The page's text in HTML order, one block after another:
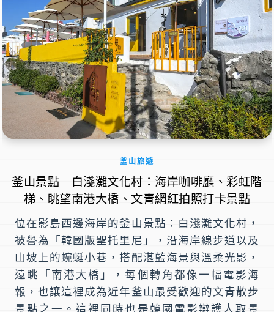
釜山旅遊
釜山景點｜白淺灘文化村：海岸咖啡廳、彩虹階
梯、眺望南港大橋、文青網紅拍照打卡景點
位在影島西邊海岸的釜山景點：白淺灘文化村，
被譽為「韓國版聖托里尼」，沿海岸線步道以及
山坡上的蜿蜒小巷，搭配湛藍海景與溫柔光影，
遠眺「南港大橋」，每個轉角都像一幅電影海
報，也讓這裡成為近年釜山最受歡迎的文青散步
景點之一。這裡同時也是韓國電影辯護人取景